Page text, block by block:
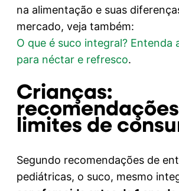
na alimentação e suas
mercado, veja também:
O que é suco integral? Entenda
para néctar e refresco.
Crianças:
limites de
Segundo recomendações de
pediátricas, o suco, mesmo